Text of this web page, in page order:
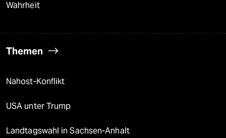
Wahrheit
Themen
Nahost-Konflikt
USA unter Trump
Landtagswahl in Sachsen-Anhalt